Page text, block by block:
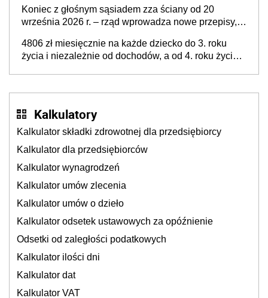
Koniec z głośnym sąsiadem zza ściany od 20
września 2026 r. – rząd wprowadza nowe przepisy,
4806 zł miesięcznie na każde dziecko do 3. roku
życia i niezależnie od dochodów, a od 4. roku życia
Kalkulatory
Kalkulator składki zdrowotnej dla przedsiębiorcy
Kalkulator dla przedsiębiorców
Kalkulator wynagrodzeń
Kalkulator umów zlecenia
Kalkulator umów o dzieło
Kalkulator odsetek ustawowych za opóźnienie
Odsetki od zaległości podatkowych
Kalkulator ilości dni
Kalkulator dat
Kalkulator VAT